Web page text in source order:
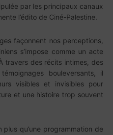
par les principaux canaux
l’édito de Ciné-Palestine.
façonnent nos perceptions,
s’impose comme un acte
travers des récits intimes, des
bouleversants, il
visibles et invisibles pour
et une histoire trop souvent
qu’une programmation de